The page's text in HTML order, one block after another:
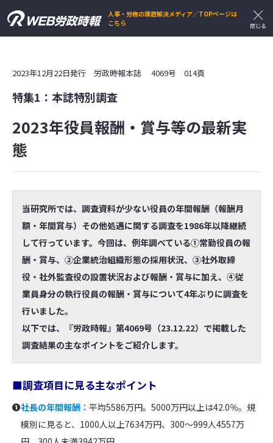
人事・労務の課題解決メディア／TOPページは
こちら
2023年12月22日発行 労政時報本誌 4069号 014頁
特集1：本誌特別調査
2023年役員報酬・賞与等の最新実
態
当研究所では、調査資料が少ない役員の年間報酬（報酬月
額・年間賞与）その他処遇に関する調査を1986年以降継続
して行っています。今回は、例年調べている①常勤役員の報
酬・賞与、②企業統治組織形態の採用状況、③社外取締
役・社外監査役の設置状況および報酬・賞与に加え、④従
業員身分の執行役員の報酬・賞与について4年ぶりに調査を
行いました。
以下では、『労政時報』第4069号（23.12.22）で掲載した
調査結果の主なポイントをご紹介します。
■調査項目に見る主なポイント
❶社長の年間報酬 ：平均5586万円。5000万円以上は42.0％。規
模別に見ると、1000人以上7634万円、300〜999人4557万